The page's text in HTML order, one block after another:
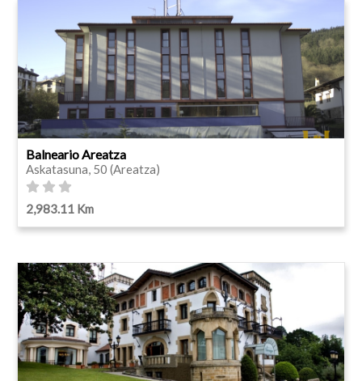
Balneario Areatza
Askatasuna, 50 (Areatza)
2,983.11 Km